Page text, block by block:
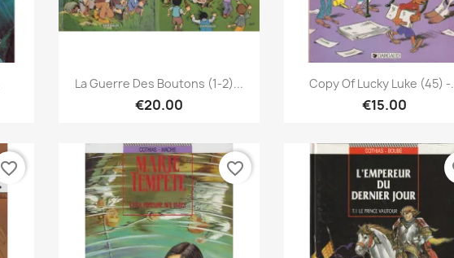
Quick view
La Guerre Des Boutons (1-2)...
€20.00
 Quick view
Copy Of Lucky Luke (45) -
€15.00
favorite_border favorite_border